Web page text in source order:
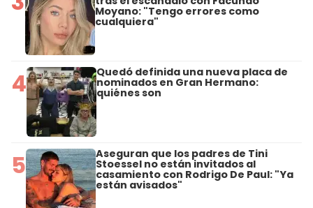
Moyano: "Tengo errores como
cualquiera"
4 Quedó definida una nueva placa de
nominados en Gran Hermano:
quiénes son
5 Aseguran que los padres de Tini
Stoessel no están invitados al
casamiento con Rodrigo De Paul: "Ya
están avisados"